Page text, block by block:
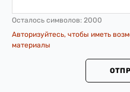
Осталось символов: 2000
Авторизуйтесь, чтобы иметь
материалы